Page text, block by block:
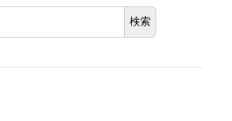
検索